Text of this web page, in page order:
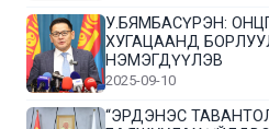
У.БЯМБАСҮРЭН:
ХУГАЦААНД
НЭМЭГДҮҮЛЭВ
2025-09-10
“ЭРДЭНЭС